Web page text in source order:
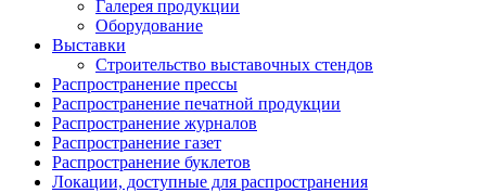
Галерея продукции
Оборудование
Выставки
Строительство выставочных стендов
Распространение прессы
Распространение печатной продукции
Распространение журналов
Распространение газет
Распространение буклетов
Локации, доступные для распространения